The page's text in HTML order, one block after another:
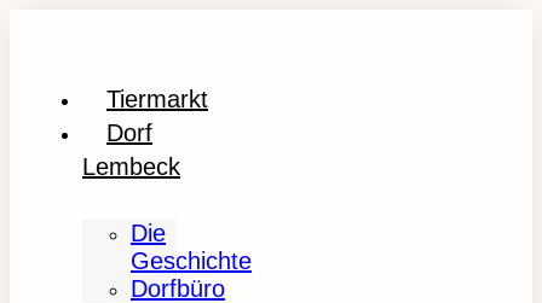
Tiermarkt
Dorf
Lembeck
Die
Geschichte
Dorfbüro